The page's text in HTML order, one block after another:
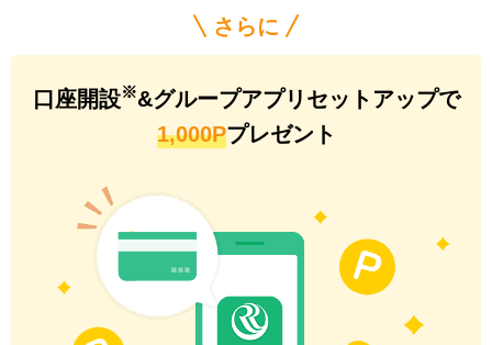
さらに
口座開設※&グループアプリセットアップで
1,000Pプレゼント